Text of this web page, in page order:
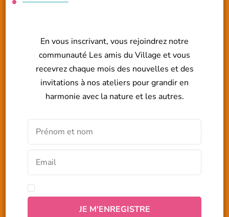
En vous inscrivant, vous rejoindrez notre
communauté Les amis du Village et vous
recevrez chaque mois des nouvelles et des
invitations à nos ateliers pour grandir en
harmonie avec la nature et les autres.